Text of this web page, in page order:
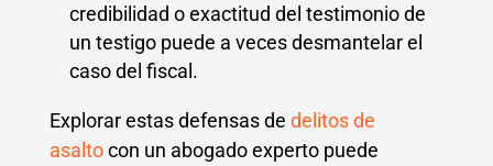
credibilidad o exactitud del testimonio de
un testigo puede a veces desmantelar el
caso del fiscal.
Explorar estas defensas de delitos de
asalto con un abogado experto puede